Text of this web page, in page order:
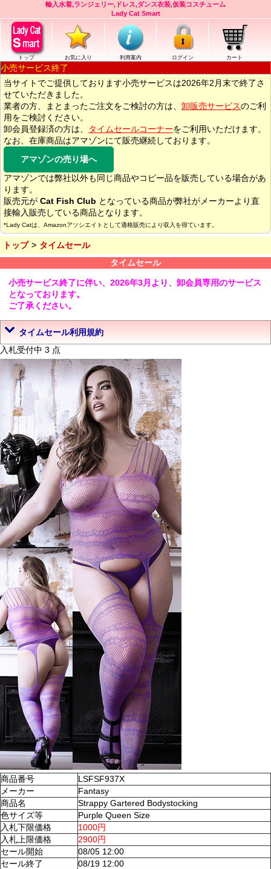
輸入水着,ランジェリー,ドレス,ダンス衣装,仮装コスチューム
Lady Cat Smart
トップ お気に入り 利用案内 ログイン カート
小売サービス終了
当サイトでご提供しております小売サービスは2026年2月末で終了さ
せていただきました。
業者の方、まとまったご注文をご検討の方は、 卸販売サービスのご利
用をご検討ください。
卸会員登録済の方は、
タイムセールコーナーをご利用いただけます。
なお、在庫商品はアマゾンにて販売継続しております。
アマゾンの売り場へ
アマゾンでは弊社以外も同じ商品やコピー品を販売している場合があ
ります。
販売元が Cat Fish Club となっている商品が弊社がメーカーより直
接輸入販売している商品となります。
*Lady Catは、Amazonアソシエイトとして適格販売により収入を得ています。
トップ
タイムセール
タイムセール
小売サービス終了に伴い、2026年3月より、卸会員専用のサービス
となっております。
ご了承ください。
タイムセール利用規約
入札受付中 3 点
商品番号
LSFSF937X
メーカー
Fantasy
商品名
Strappy Gartered Bodystocking
色サイズ等
Purple Queen Size
入札下限価格
1000円
入札上限価格
2900円
セール開始
08/05 12:00
セール終了
08/19 12:00